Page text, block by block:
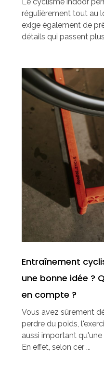
régulièrement tout au
exige également de
détails qui passent
Entraînement
une bonne idée ?
en compte ?
Vous avez sûrement
perdre du poids,
aussi important
En effet, selon cer ...